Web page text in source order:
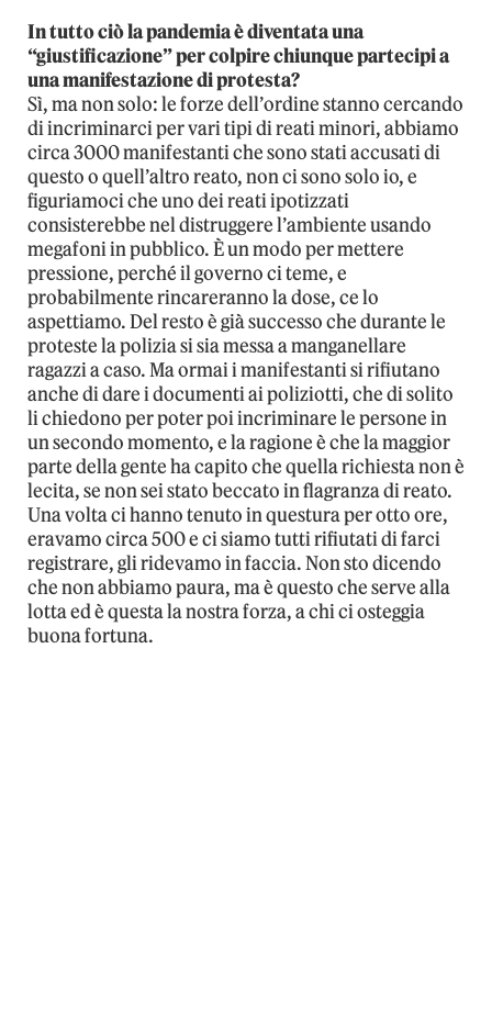
In tutto ciò la pandemia è diventata una
“giustificazione” per colpire chiunque partecipi a
una manifestazione di protesta?
Sì, ma non solo: le forze dell’ordine stanno cercando
di incriminarci per vari tipi di reati minori, abbiamo
circa 3000 manifestanti che sono stati accusati di
questo o quell’altro reato, non ci sono solo io, e
figuriamoci che uno dei reati ipotizzati
consisterebbe nel distruggere l’ambiente usando
megafoni in pubblico. È un modo per mettere
pressione, perché il governo ci teme, e
probabilmente rincareranno la dose, ce lo
aspettiamo. Del resto è già successo che durante le
proteste la polizia si sia messa a manganellare
ragazzi a caso. Ma ormai i manifestanti si rifiutano
anche di dare i documenti ai poliziotti, che di solito
li chiedono per poter poi incriminare le persone in
un secondo momento, e la ragione è che la maggior
parte della gente ha capito che quella richiesta non è
lecita, se non sei stato beccato in flagranza di reato.
Una volta ci hanno tenuto in questura per otto ore,
eravamo circa 500 e ci siamo tutti rifiutati di farci
registrare, gli ridevamo in faccia. Non sto dicendo
che non abbiamo paura, ma è questo che serve alla
lotta ed è questa la nostra forza, a chi ci osteggia
buona fortuna.